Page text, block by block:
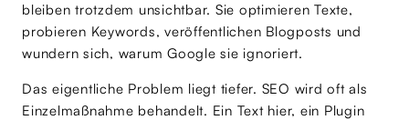
bleiben trotzdem unsichtbar. Sie optimieren Texte,
probieren Keywords, veröffentlichen Blogposts und
wundern sich, warum Google sie ignoriert.
Das eigentliche Problem liegt tiefer. SEO wird oft als
Einzelmaßnahme behandelt. Ein Text hier, ein Plugin